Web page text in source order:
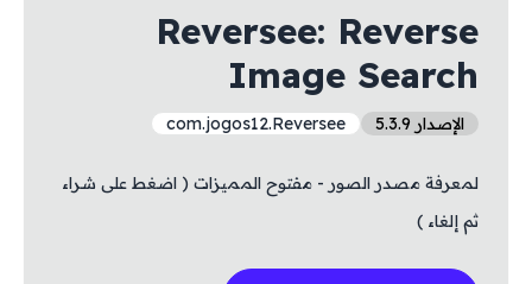
Reversee: Reverse
Image Search
الإصدار 5.3.9 com.jogos12.Reversee
لمعرفة مصدر الصور - مفتوح المميزات ( اضغط على شراء
ثم إلغاء )